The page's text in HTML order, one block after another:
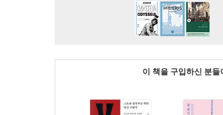
이 책을 구입하신 분